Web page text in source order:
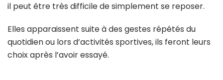
il peut être très difficile de simplement se reposer.
Elles apparaissent suite à des gestes répétés du
quotidien ou lors d’activités sportives, ils feront leurs
choix après l’avoir essayé.